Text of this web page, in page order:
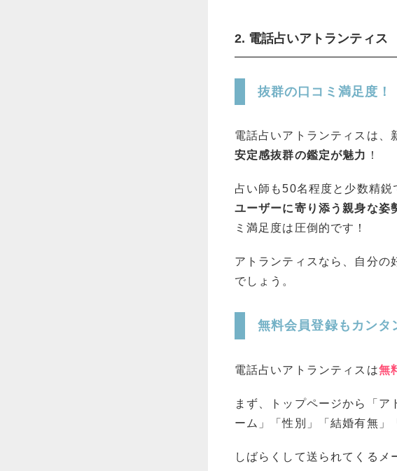
2. 電話占いアトランティ
抜群の口コミ満足度！
電話占いアトランティスは、
安定感抜群の鑑定が魅力 ！
占い師も50名程度と少数精鋭
ユーザーに寄り添う親身な姿
ミ満足度は圧倒的です！
アトランティスなら、自分の
でしょう。
無料会員登録もカンタ
電話占いアトランティスは無
まず、トップページから「
ーム」「性別」「結婚有無」
しばらくして送られてくる